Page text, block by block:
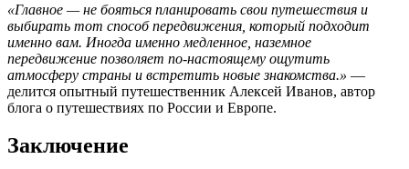
«Главное — не бояться планировать свои путешествия и
выбирать тот способ передвижения, который подходит
именно вам. Иногда именно медленное, наземное
передвижение позволяет по-настоящему ощутить
атмосферу страны и встретить новые знакомства.» —
делится опытный путешественник Алексей Иванов, автор
блога о путешествиях по России и Европе.
Заключение